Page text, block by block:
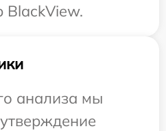
BlackView.
анализа мы